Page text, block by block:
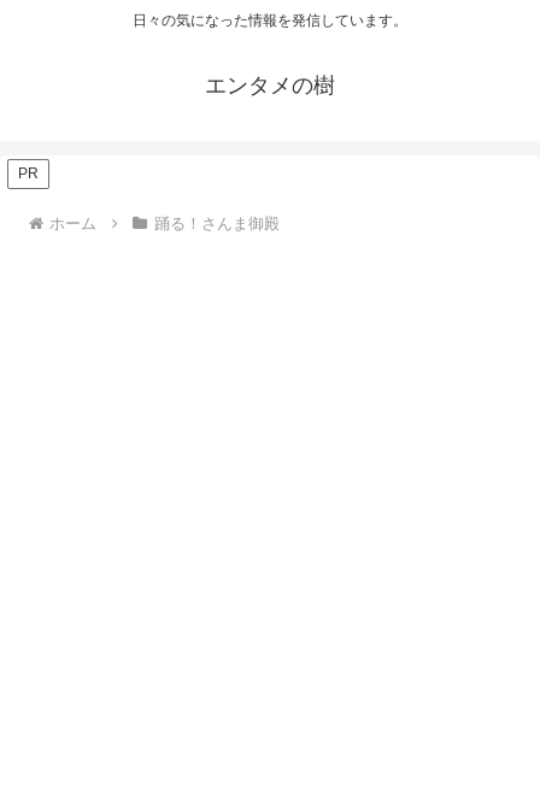
日々の気になった情報を発信しています。
エンタメの樹
PR
ホーム 踊る！さんま御殿